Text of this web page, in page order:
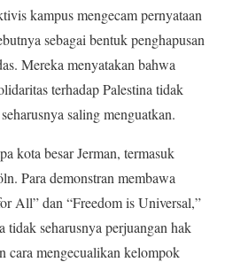
kampus mengecam pernyataan
sebagai bentuk penghapusan
Mereka menyatakan bahwa
terhadap Palestina tidak
saling menguatkan.
kota besar Jerman, termasuk
Para demonstran membawa
All” dan “Freedom is Universal,”
tidak seharusnya perjuangan hak
mengecualikan kelompok